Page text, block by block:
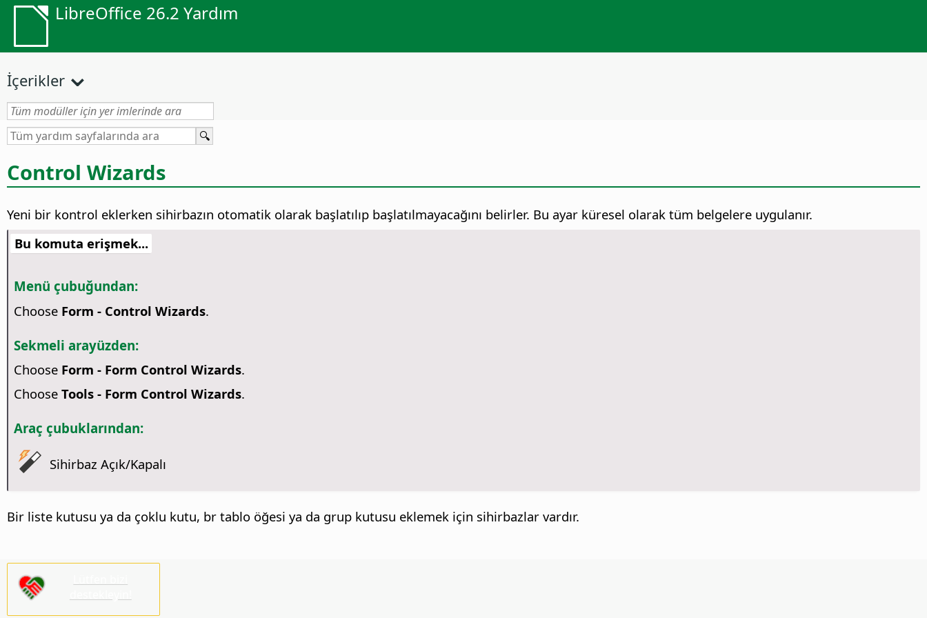
LibreOffice 26.2 Yardım
İçerikler
Control Wizards
Yeni bir kontrol eklerken sihirbazın otomatik olarak başlatılıp başlatılmayacağını belirler. Bu ayar küresel olarak tüm belgelere uygulanır.
Bu komuta erişmek...
Menü çubuğundan:
Choose Form - Control Wizards.
Sekmeli arayüzden:
Choose Form - Form Control Wizards.
Choose Tools - Form Control Wizards.
Araç çubuklarından:
Sihirbaz Açık/Kapalı
Bir liste kutusu ya da çoklu kutu, br tablo öğesi ya da grup kutusu eklemek için sihirbazlar vardır.